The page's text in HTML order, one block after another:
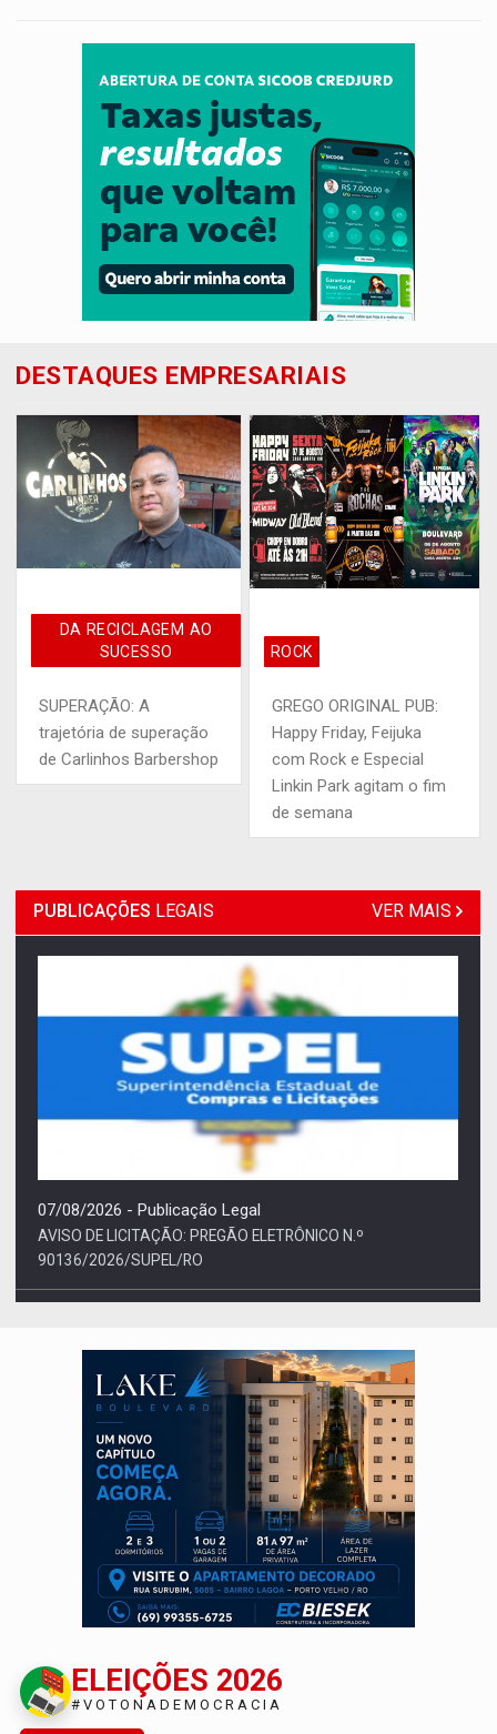
DESTAQUES EMPRESARIAIS
DA RECICLAGEM AO
SUCESSO
SUPERAÇÃO: A
trajetória de superação
de Carlinhos Barbershop
ROCK
GREGO ORIGINAL PUB:
Happy Friday, Feijuka
com Rock e Especial
Linkin Park agitam o fim
de semana
PUBLICAÇÕES LEGAIS VER MAIS
07/08/2026 - Publicação Legal
AVISO DE LICITAÇÃO: PREGÃO ELETRÔNICO N.º
90136/2026/SUPEL/RO
07/08/2026 - Publicação Legal
CONCORRÊNCIA Nº 90504/2025/SUPEL/RO
ELEIÇÕES 2026
#VOTONADEMOCRACIA